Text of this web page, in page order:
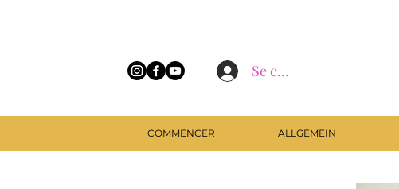
Se connecter
COMMENCER ALLGEMEIN